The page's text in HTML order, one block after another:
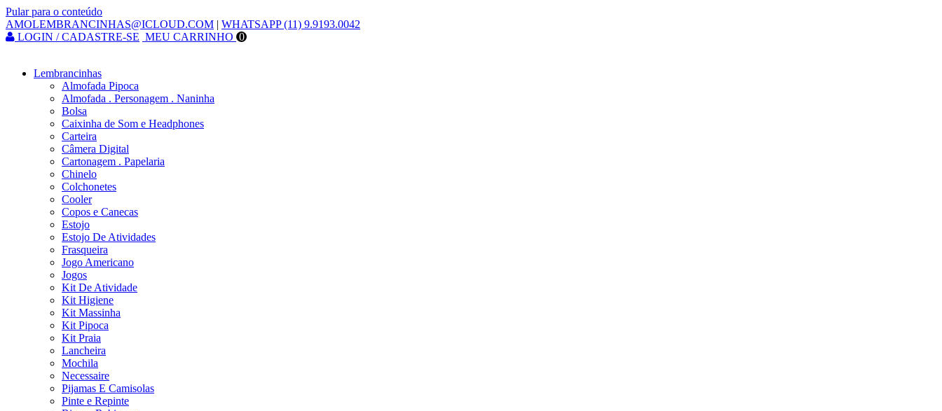
Pular para o conteúdo
AMOLEMBRANCINHAS@ICLOUD.COM | WHATSAPP (11) 9.9193.0042
LOGIN / CADASTRE-SE MEU CARRINHO 0
Lembrancinhas
Almofada Pipoca
Almofada . Personagem . Naninha
Bolsa
Caixinha de Som e Headphones
Carteira
Câmera Digital
Cartonagem . Papelaria
Chinelo
Colchonetes
Cooler
Copos e Canecas
Estojo
Estojo De Atividades
Frasqueira
Jogo Americano
Jogos
Kit De Atividade
Kit Higiene
Kit Massinha
Kit Pipoca
Kit Praia
Lancheira
Mochila
Necessaire
Pijamas E Camisolas
Pinte e Repinte